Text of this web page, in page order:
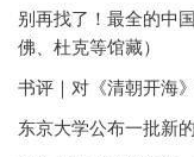
别再找了！最全的中
佛、杜克等馆藏）
书评｜对《清朝开海
东京大学公布一批新